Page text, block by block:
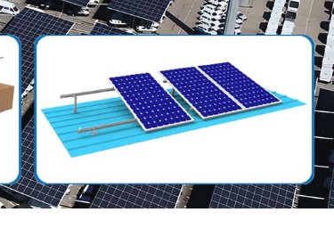
한국의
Melayu